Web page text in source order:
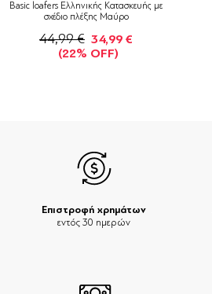
Basic loafers Ελληνικής Κατασκευής με
σχέδιο πλέξης Μαύρο
44,99 € 34,99 €
(22% OFF)
Επιστροφή χρημάτων
εντός 30 ημερών